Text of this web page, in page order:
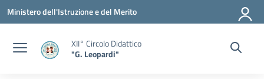
Vai ai contenuti
Vai al menu di navigazione
Vai al footer
Ministero dell'Istruzione e del Merito
XII° Circolo Didattico
"G. Leopardi"